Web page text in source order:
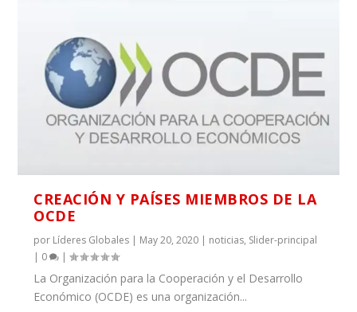
CREACIÓN Y PAÍSES MIEMBROS DE LA
OCDE
por Líderes Globales | May 20, 2020 | noticias, Slider-principal
| 0 |
La Organización para la Cooperación y el Desarrollo
Económico (OCDE) es una organización...